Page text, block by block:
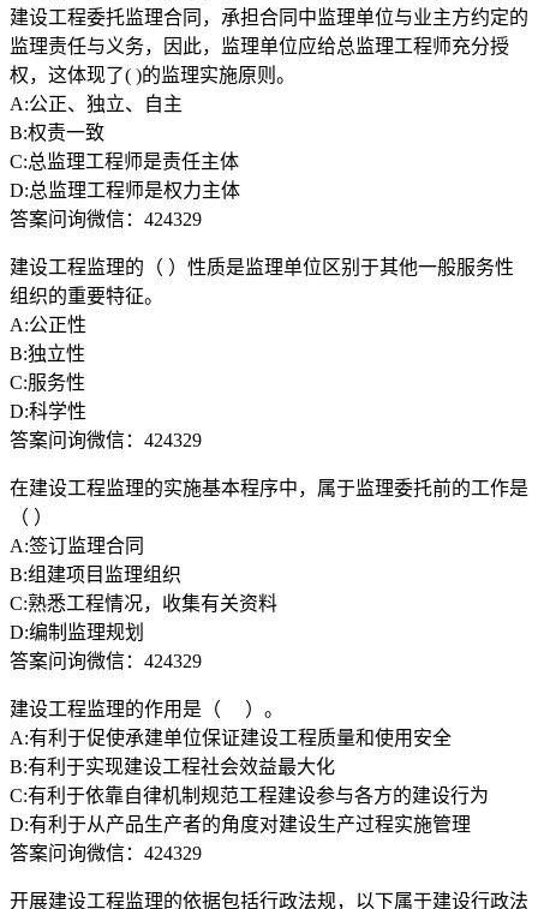
建设工程委托监理合同，承担合同中监理单位与业主方约定的
监理责任与义务，因此，监理单位应给总监理工程师充分授
权，这体现了( )的监理实施原则。
A:公正、独立、自主
B:权责一致
C:总监理工程师是责任主体
D:总监理工程师是权力主体
答案问询微信：424329
建设工程监理的（ ）性质是监理单位区别于其他一般服务性
组织的重要特征。
A:公正性
B:独立性
C:服务性
D:科学性
答案问询微信：424329
在建设工程监理的实施基本程序中，属于监理委托前的工作是
（ ）
A:签订监理合同
B:组建项目监理组织
C:熟悉工程情况，收集有关资料
D:编制监理规划
答案问询微信：424329
建设工程监理的作用是（ ）。
A:有利于促使承建单位保证建设工程质量和使用安全
B:有利于实现建设工程社会效益最大化
C:有利于依靠自律机制规范工程建设参与各方的建设行为
D:有利于从产品生产者的角度对建设生产过程实施管理
答案问询微信：424329
开展建设工程监理的依据包括行政法规，以下属于建设行政法